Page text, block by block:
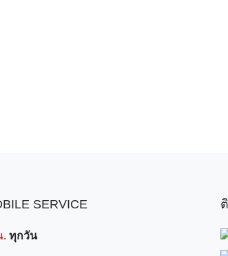
SERVICE
. ทุกวัน